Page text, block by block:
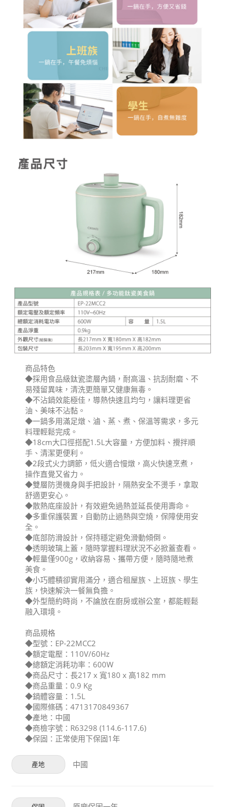
商品特色
◆採用食品級鈦瓷塗層內鍋，耐高溫、抗刮耐磨、不
易殘留異味，清洗更簡單又健康無毒。
◆不沾鍋效能極佳，導熱快速且均勻，讓料理更省
油、美味不沾黏。
◆一鍋多用滿足燉、滷、蒸、煮、保溫等需求，多元
料理輕鬆完成。
◆18cm大口徑搭配1.5L大容量，方便加料、攪拌順
手、清潔更便利。
◆2段式火力調節，低火適合慢燉，高火快速烹煮，
操作直覺又省力。
◆雙層防燙機身與手把設計，隔熱安全不燙手，拿取
舒適更安心。
◆散熱底座設計，有效避免過熱並延長使用壽命。
◆多重保護裝置，自動防止過熱與空燒，保障使用安
全。
◆底部防滑設計，保持穩定避免滑動傾倒。
◆透明玻璃上蓋，隨時掌握料理狀況不必掀蓋查看。
◆輕量僅900g，收納容易、攜帶方便，隨時隨地煮
美食。
◆小巧體積卻實用滿分，適合租屋族、上班族、學生
族，快速解決一餐無負擔。
◆外型簡約時尚，不論放在廚房或辦公室，都能輕鬆
融入環境。
商品規格
◆型號：EP-22MCC2
◆額定電壓：110V/60Hz
◆總額定消耗功率：600W
◆商品尺寸：長217 x 寬180 x 高182 mm
◆商品重量：0.9 Kg
◆鍋體容量：1.5L
◆國際條碼：4713170849367
◆產地：中國
◆商檢字號：R63298 (114.6-117.6)
◆保固：正常使用下保固1年
產地 中國